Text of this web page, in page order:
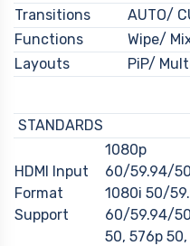
Transitions
AUTO/
Functions
Wipe/
Layouts
PiP/
STANDARDS
HDMI Input
Format
Support
1080p
60/59.94/
1080i 50/
60/59.94/
50, 576p